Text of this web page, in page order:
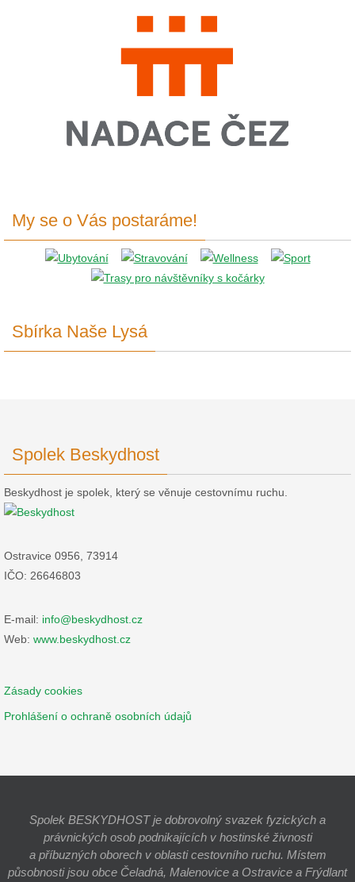
My se o Vás postaráme!
Sbírka Naše Lysá
Spolek Beskydhost
Beskydhost je spolek, který se věnuje cestovnímu ruchu.
Ostravice 0956, 73914
IČO: 26646803
E-mail: info@beskydhost.cz
Web: www.beskydhost.cz
Zásady cookies
Prohlášení o ochraně osobních údajů
Spolek BESKYDHOST je dobrovolný svazek fyzických a
právnických osob podnikajících v hostinské živnosti
a příbuzných oborech v oblasti cestovního ruchu. Místem
působnosti jsou obce Čeladná, Malenovice a Ostravice a Frýdlant